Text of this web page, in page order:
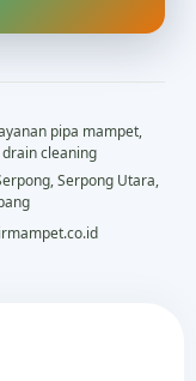
pipa mampet,
cleaning
Serpong Utara,